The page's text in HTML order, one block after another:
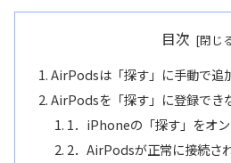
目次
AirPodsは「探す」に手動で追
AirPodsを「探す」に登録でき
1．iPhoneの「探す」をオ
2．AirPodsが正常に接続さ